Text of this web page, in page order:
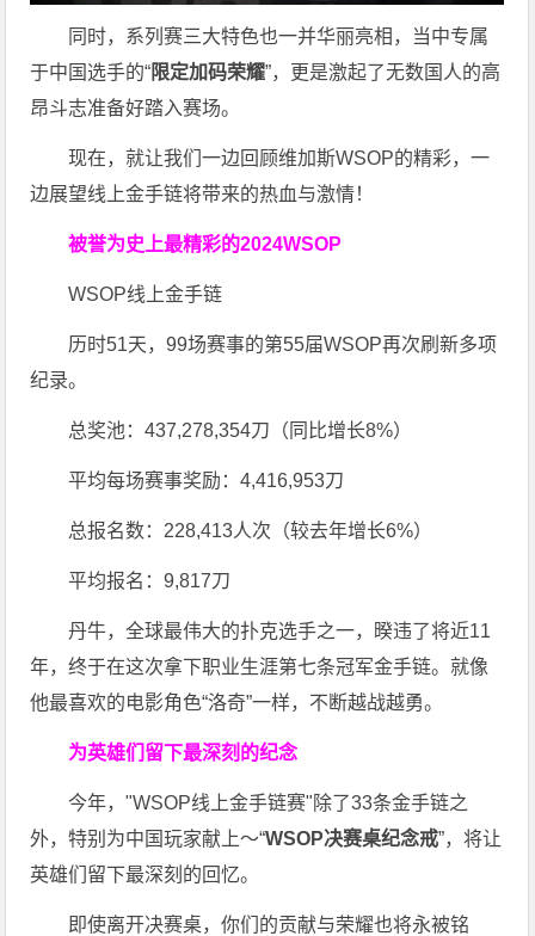
同时，系列赛三大特色也一并华丽亮相，当中专属
于中国选手的“限定加码荣耀”，更是激起了无数国人的高
昂斗志准备好踏入赛场。
现在，就让我们一边回顾维加斯WSOP的精彩，一
边展望线上金手链将带来的热血与激情！
被誉为史上最精彩的2024WSOP
WSOP线上金手链
历时51天，99场赛事的第55届WSOP再次刷新多项
纪录。
总奖池：437,278,354刀（同比增长8%）
平均每场赛事奖励：4,416,953刀
总报名数：228,413人次（较去年增长6%）
平均报名：9,817刀
丹牛，全球最伟大的扑克选手之一，暌违了将近11
年，终于在这次拿下职业生涯第七条冠军金手链。就像
他最喜欢的电影角色“洛奇”一样，不断越战越勇。
为英雄们留下最深刻的纪念
今年，"WSOP线上金手链赛"除了33条金手链之
外，特别为中国玩家献上～“WSOP决赛桌纪念戒”，将让
英雄们留下最深刻的回忆。
即使离开决赛桌，你们的贡献与荣耀也将永被铭